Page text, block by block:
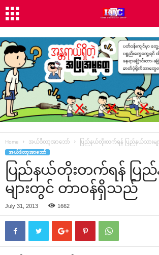
Home အယ်ဒီတာ့အာဘော် ပြည်နယ်တိုးတက်ရန် ပြည်နယ်သားမ
အယ်ဒီတာ့အာဘော်
ပြည်နယ်တိုးတက်ရန် ပြ
များတွင် တာဝန်ရှိသည်
July 31, 2013 1662